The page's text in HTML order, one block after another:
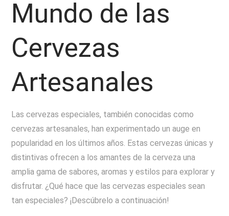
Mundo de las
Cervezas
Artesanales
Las cervezas especiales, también conocidas como
cervezas artesanales, han experimentado un auge en
popularidad en los últimos años. Estas cervezas únicas y
distintivas ofrecen a los amantes de la cerveza una
amplia gama de sabores, aromas y estilos para explorar y
disfrutar. ¿Qué hace que las cervezas especiales sean
tan especiales? ¡Descúbrelo a continuación!